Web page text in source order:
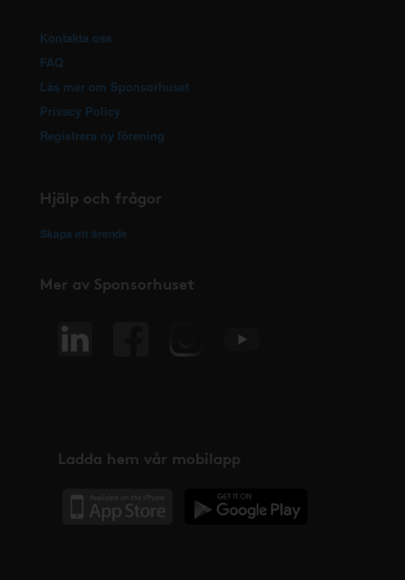
Kontakta oss
FAQ
Läs mer om Sponsorhuset
Privacy Policy
Registrera ny förening
Hjälp och frågor
Skapa ett ärende
Mer av Sponsorhuset
Ladda hem vår mobilapp